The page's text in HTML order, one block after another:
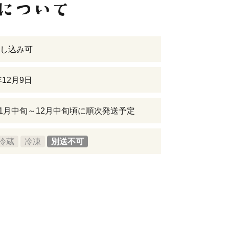
込み可
月9日
月中旬～12月中旬頃に順次発送予定
蔵 冷凍 別送不可